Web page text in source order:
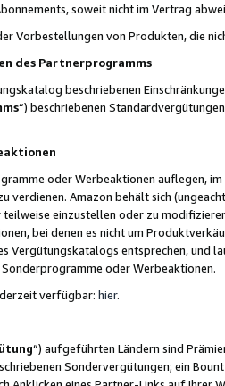
soweit nicht im Vertrag
Vorbestellungen von Produkten, die
des Partnerprogramms
beschriebenen
“) beschriebenen
oder Werbeaktionen auflegen,
verdienen. Amazon behält sich
einzustellen oder zu
bei denen es nicht um
Vergütungskatalogs entsprechen,
oder Werbeaktionen.
verfügbar: hier.
“) aufgeführten Ländern sind
Sondervergütungen; ein